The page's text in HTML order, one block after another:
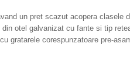
un pret scazut acopera clasele
otel galvanizat cu fante si tip
gratarele corespunzatoare pre-